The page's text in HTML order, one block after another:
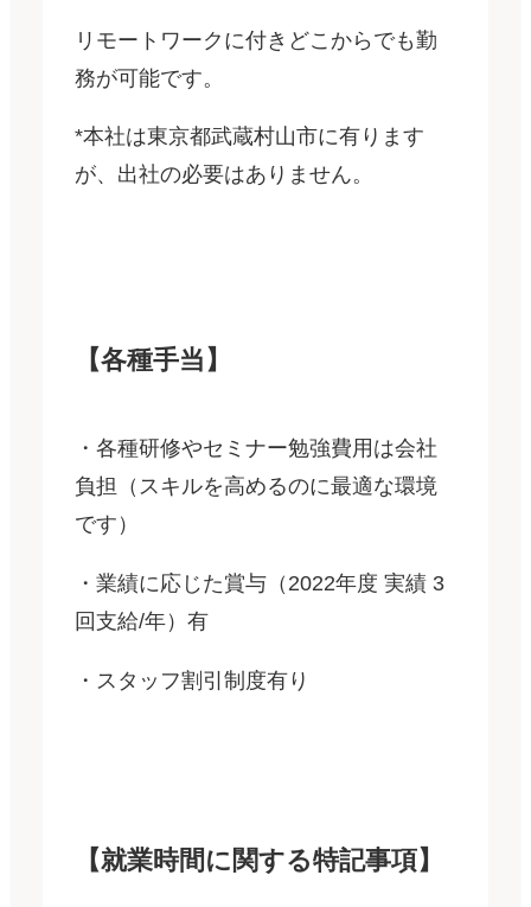
リモートワークに付きどこからでも勤
務が可能です。
*本社は東京都武蔵村山市に有ります
が、出社の必要はありません。
【各種手当】
・各種研修やセミナー勉強費用は会社
負担（スキルを高めるのに最適な環境
です）
・業績に応じた賞与（2022年度 実績 3
回支給/年）有
・スタッフ割引制度有り
【就業時間に関する特記事項】